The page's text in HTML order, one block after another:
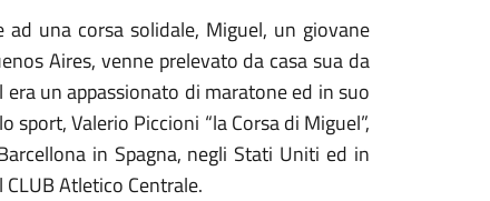
una corsa solidale, Miguel, un giovane
Aires, venne prelevato da casa sua da
un appassionato di maratone ed in suo
Valerio Piccioni “la Corsa di Miguel”,
in Spagna, negli Stati Uniti ed in
Atletico Centrale.